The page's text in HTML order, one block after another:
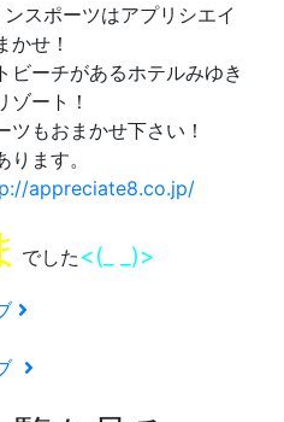
スポーツはアプリシエイ
かせ！
ビーチがあるホテルみゆき
ゾート！
ツもおまかせ下さい！
ます。
appreciate8.co.jp/
でした <(_ _)>